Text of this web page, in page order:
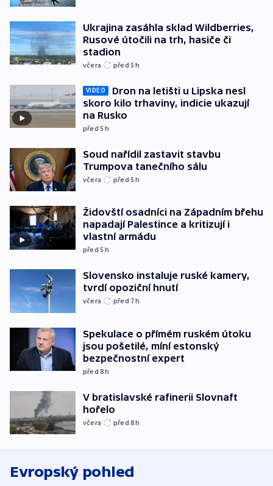
Ukrajina zasáhla sklad Wildberries,
Rusové útočili na trh, hasiče či
stadion
včera před 5h
VIDEO
Dron na letišti u Lipska nesl
skoro kilo trhaviny, indicie ukazují
na Rusko
před 5h
Soud nařídil zastavit stavbu
Trumpova tanečního sálu
včera před 5h
Židovští osadníci na Západním břehu
napadají Palestince a kritizují i
vlastní armádu
před 5h
Slovensko instaluje ruské kamery,
tvrdí opoziční hnutí
včera před 7h
Spekulace o přímém ruském útoku
jsou pošetilé, míní estonský
bezpečnostní expert
před 8h
V bratislavské rafinerii Slovnaft
hořelo
včera před 8h
Evropský pohled